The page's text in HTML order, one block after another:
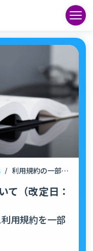
/ 利用規約の一部改定について（改定日：2021年7月5日）
て（改定日：
用規約を一部